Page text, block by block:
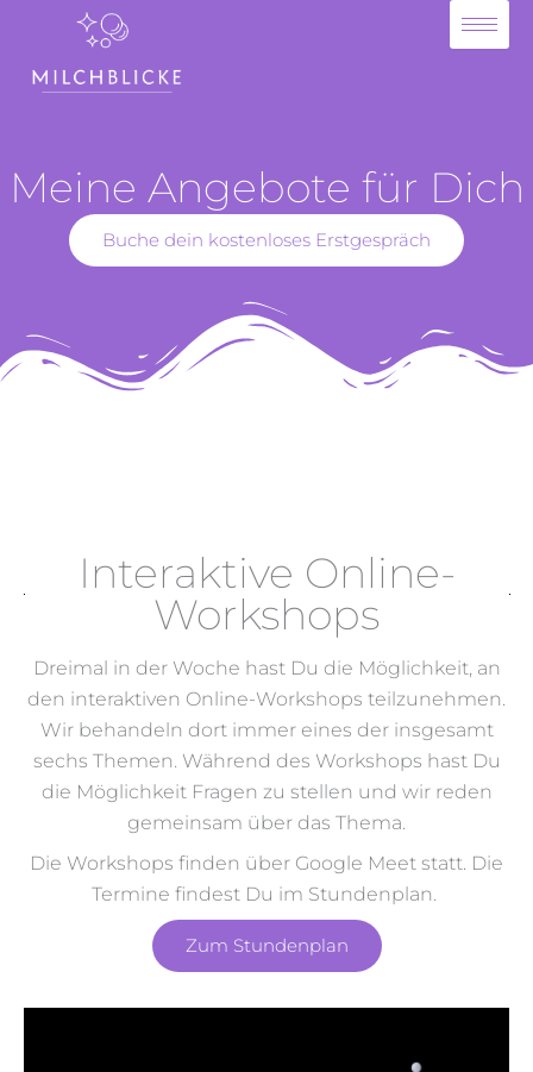
springen
Meine Angebote für Dich
Buche dein kostenloses Erstgespräch
Interaktive Online-
Workshops
Dreimal in der Woche hast Du die Möglichkeit, an
den interaktiven Online-Workshops teilzunehmen.
Wir behandeln dort immer eines der insgesamt
sechs Themen. Während des Workshops hast Du
die Möglichkeit Fragen zu stellen und wir reden
gemeinsam über das Thema.
Die Workshops finden über Google Meet statt. Die
Termine findest Du im Stundenplan.
Zum Stundenplan